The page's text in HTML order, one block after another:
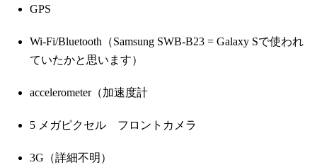
GPS
Wi-Fi/Bluetooth（Samsung SWB-B23 = Galaxy Sで使われ
ていたかと思います）
accelerometer（加速度計
5 メガピクセル フロントカメラ
3G（詳細不明）